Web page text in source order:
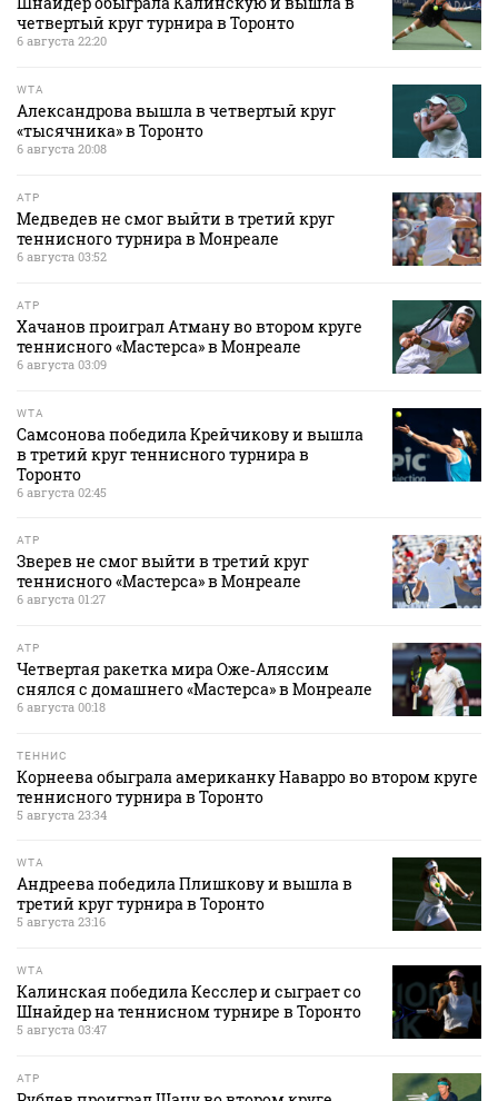
четвертый круг турнира в Торонто
6 августа 22:20
WTA
Александрова вышла в четвертый круг
«тысячника» в Торонто
6 августа 20:08
ATP
Медведев не смог выйти в третий круг
теннисного турнира в Монреале
6 августа 03:52
ATP
Хачанов проиграл Атману во втором круге
теннисного «Мастерса» в Монреале
6 августа 03:09
WTA
Самсонова победила Крейчикову и вышла
в третий круг теннисного турнира в
Торонто
6 августа 02:45
ATP
Зверев не смог выйти в третий круг
теннисного «Мастерса» в Монреале
6 августа 01:27
ATP
Четвертая ракетка мира Оже‑Аляссим
снялся с домашнего «Мастерса» в Монреале
6 августа 00:18
ТЕННИС
Корнеева обыграла американку Наварро во втором круге
теннисного турнира в Торонто
5 августа 23:34
WTA
Андреева победила Плишкову и вышла в
третий круг турнира в Торонто
5 августа 23:16
WTA
Калинская победила Кесслер и сыграет со
Шнайдер на теннисном турнире в Торонто
5 августа 03:47
ATP